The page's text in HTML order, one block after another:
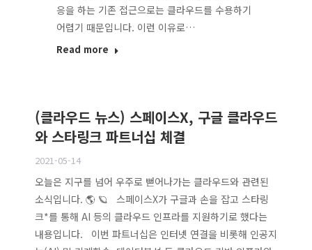
응을 하는 기존 접근으로는 클라우드를 수용하기
어렵기 때문입니다. 이런 이유로…
Read more
(클라우드 뉴스) 스페이스X, 구글 클라우드
와 스타링크 파트너십 체결
2021-05-14
오늘은 지구를 넘어 우주로 뻗어나가는 클라우드와 관련된
소식입니다. 🌎 🪐 스페이스X가 구글과 손을 잡고 스타링
크*를 통해 AI 등의 클라우드 인프라를 지원하기로 했다는
내용입니다. 이번 파트너십은 인터넷 연결을 비롯해 인공지